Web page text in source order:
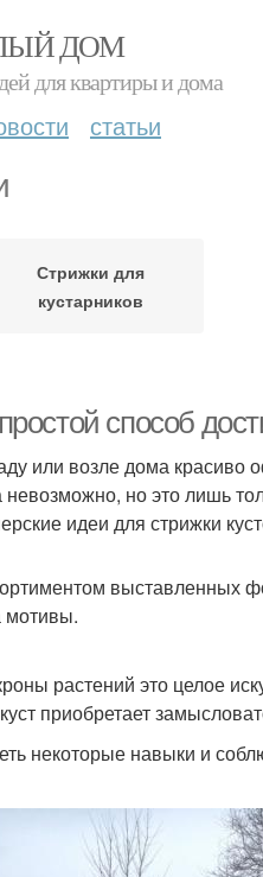
ДОМ
для квартиры и дома
статьи
Стрижки для
кустарников
способ
или возле дома
но это лишь
идеи для стрижки
выставленных
мотивы.
растений это целое
приобретает
некоторые навыки и